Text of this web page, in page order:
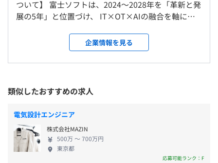
客先（群馬(太田)、栃木(宇都宮)、茨城(土浦))
会社の定める場所（テレワークを行う場所を含む）
【年間休日125日 ※2026年度】
・完全週休2日制（土･日）
・長期休暇
・通勤手当：全額支給
ついて】 富士ソフトは、2024〜2028年を「革新と発
展の5年」と位置づけ、 IT×OT×AIの融合を軸に、
り組みの柱は大きく3つです。 ・既存事業の収益力強
化。お客様への提供価値向上と生産性改善により、
安定した事業成長を進めます。 ・グループ経営の強
業としての競争力を高めています。 ・ITとOTを融合
した新事業開拓。業務知識と技術力を強みに、社会
課題やお客様の本質的な課題に応える新領域へ挑戦
しています。 これらを支えているのが、「お客様」
「人財」「戦略パートナー」の3つの基盤を連動させ
た成長サイクルです。 人が育ち、技術が蓄積さ
れ、その成果がお客様価値につながる—— その好
企業情報を見る
類似したおすすめの求人
電気設計エンジニア
株式会社MAZIN
500万 〜 700万円
東京都
応募可能ランク：F